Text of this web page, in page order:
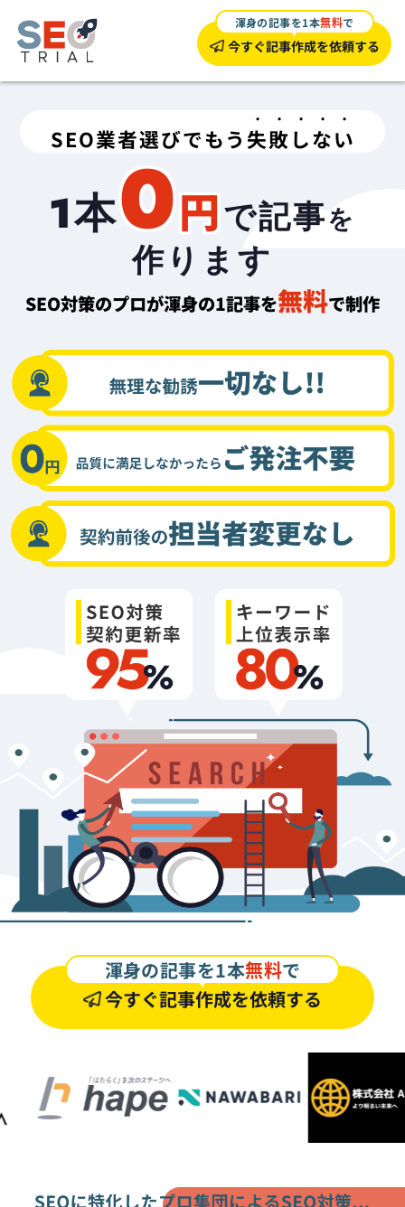
渾身の記事を1本無料で
今すぐ記事作成を依頼する
SEO業者選びでもう 失敗しない
1本0円で記事を
作ります
SEO対策のプロが渾身の1記事を無料で制作
渾身の記事を1本無料で
今すぐ記事作成を依頼する